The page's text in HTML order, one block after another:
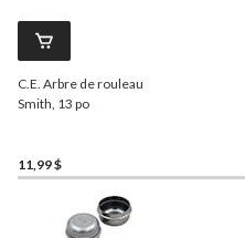
C.E. Arbre de rouleau
Smith, 13 po
11,99 $